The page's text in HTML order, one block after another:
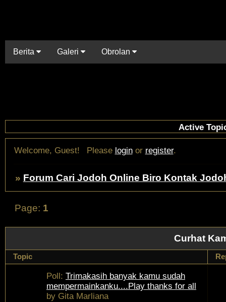
Berita Galeri Obrolan
Active
Welcome, Guest! Please loginor register.
» Forum Cari Jodoh Online Biro Kontak
Curhat
Page: 1
Topic
Poll: Trimakasih banyak kamu sudah
mempermainkanku....Play thanks for all
by Gita Marliana